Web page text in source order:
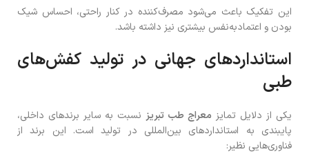
این تفکیک باعث می‌شود مصرف‌کننده در کنار راحتی، احساس شیک
بودن و اعتمادبه‌نفس بیشتری نیز داشته باشد.
استانداردهای جهانی در تولید کفش‌های
طبی
یکی از دلایل تمایز معراج طب تبریز نسبت به سایر برندهای داخلی،
پایبندی به استانداردهای بین‌المللی در تولید است. این برند از
فناوری‌هایی نظیر: